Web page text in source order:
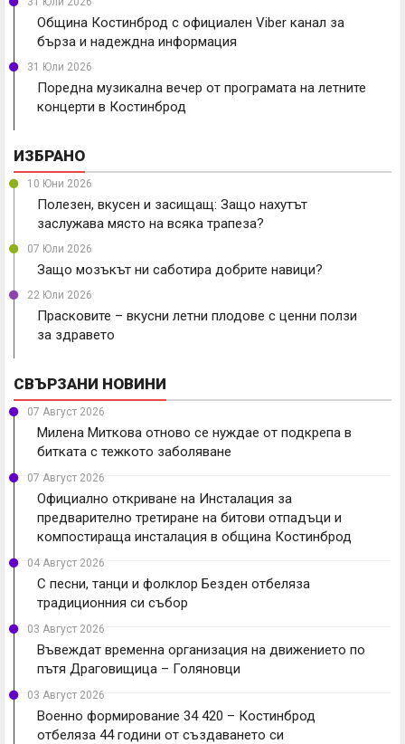
Община Костинброд с официален Viber канал за
бърза и надеждна информация
31 Юли 2026
Поредна музикална вечер от програмата на летните
концерти в Костинброд
ИЗБРАНО
10 Юни 2026
Полезен, вкусен и засищащ: Защо нахутът
заслужава място на всяка трапеза?
07 Юли 2026
Защо мозъкът ни саботира добрите навици?
22 Юли 2026
Прасковите – вкусни летни плодове с ценни ползи
за здравето
СВЪРЗАНИ НОВИНИ
07 Август 2026
Милена Миткова отново се нуждае от подкрепа в
битката с тежкото заболяване
07 Август 2026
Официално откриване на Инсталация за
предварително третиране на битови отпадъци и
компостираща инсталация в община Костинброд
04 Август 2026
С песни, танци и фолклор Безден отбеляза
традиционния си събор
03 Август 2026
Въвеждат временна организация на движението по
пътя Драговищица – Голяновци
03 Август 2026
Военно формирование 34 420 – Костинброд
отбеляза 44 години от създаването си